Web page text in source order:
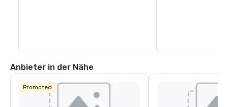
Anbieter in der Nähe
Promoted